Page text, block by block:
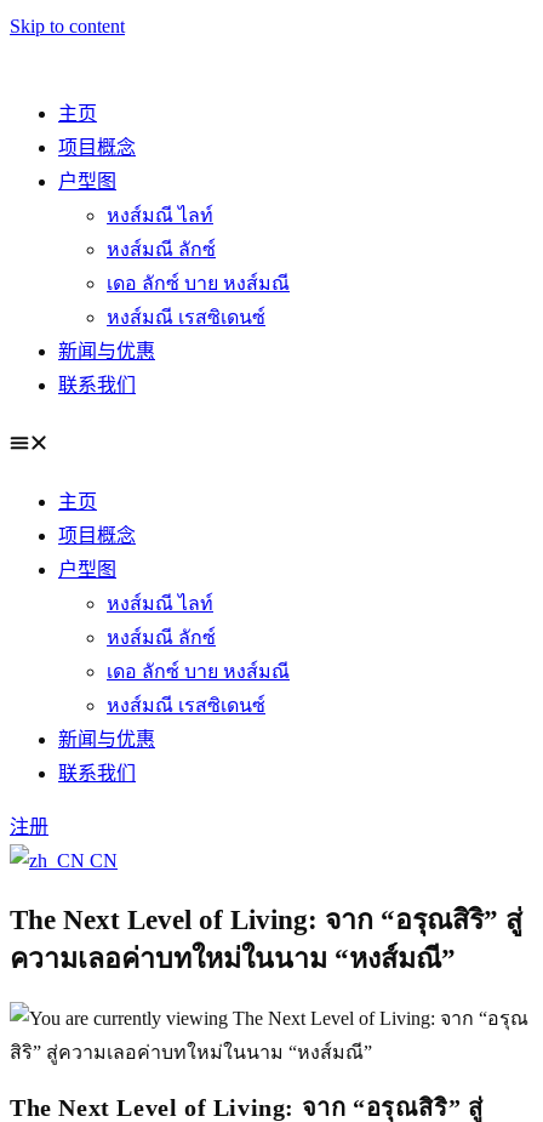
Skip to content
主页
项目概念
户型图
หงส์มณี ไลท์
หงส์มณี ลักซ์
เดอ ลักซ์ บาย หงส์มณี
หงส์มณี เรสซิเดนซ์
新闻与优惠
联系我们
主页
项目概念
户型图
หงส์มณี ไลท์
หงส์มณี ลักซ์
เดอ ลักซ์ บาย หงส์มณี
หงส์มณี เรสซิเดนซ์
新闻与优惠
联系我们
注册
CN
The Next Level of Living: จาก “อรุณสิริ” สู่
ความเลอค่าบทใหม่ในนาม “หงส์มณี”
The Next Level of Living: จาก “อรุณสิริ” สู่